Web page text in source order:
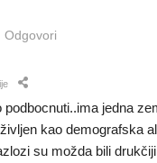
Odgovori
jedna
kao demografska
su možda bili